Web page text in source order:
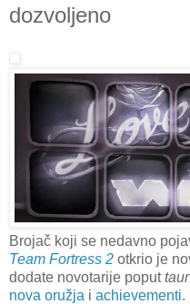
dozvoljeno
Brojač koji se nedavno
Team Fortress 2 otkrio je
dodate novotarije poput
nova oružja i achievementi.